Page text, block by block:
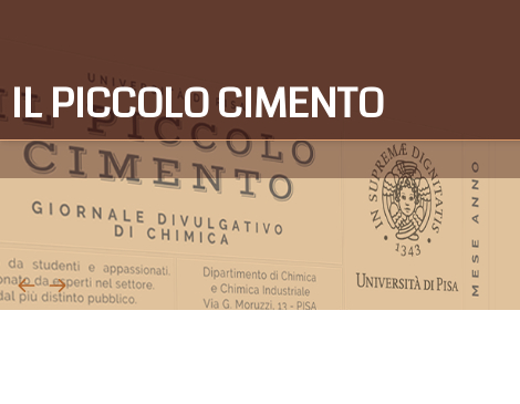
IL PICCOLO CIMENTO
Numero 04
Numero 03
Numero 02
Numero 01